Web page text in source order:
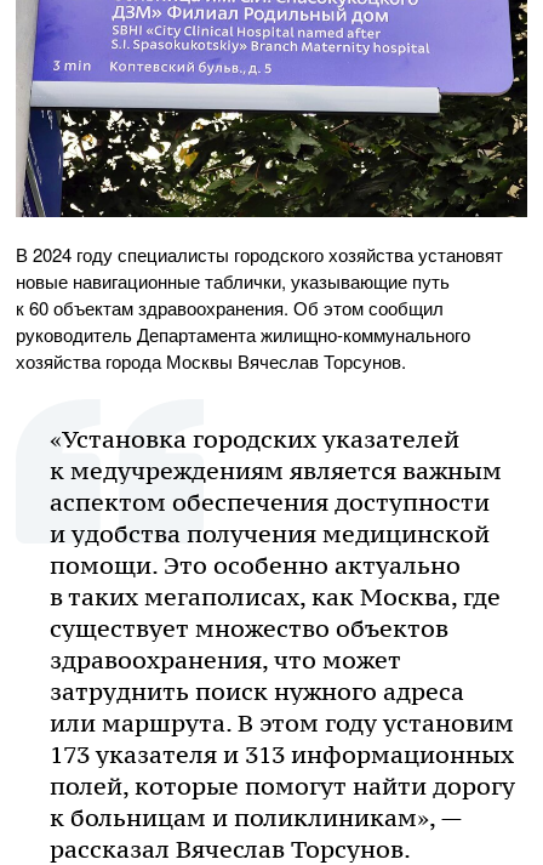
В 2024 году специалисты городского хозяйства установят
новые навигационные таблички, указывающие путь
к 60 объектам здравоохранения. Об этом сообщил
руководитель Департамента жилищно-коммунального
хозяйства города Москвы Вячеслав Торсунов.
«Установка городских указателей
к медучреждениям является важным
аспектом обеспечения доступности
и удобства получения медицинской
помощи. Это особенно актуально
в таких мегаполисах, как Москва, где
существует множество объектов
здравоохранения, что может
затруднить поиск нужного адреса
или маршрута. В этом году установим
173 указателя и 313 информационных
полей, которые помогут найти дорогу
к больницам и поликлиникам», —
рассказал Вячеслав Торсунов.